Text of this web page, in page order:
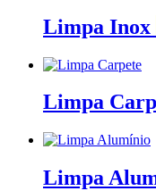
Limpa Inox
Limpa
Limpa